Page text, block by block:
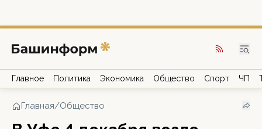
Главное Политика Экономика Общество Спорт ЧП
Главная/Общество